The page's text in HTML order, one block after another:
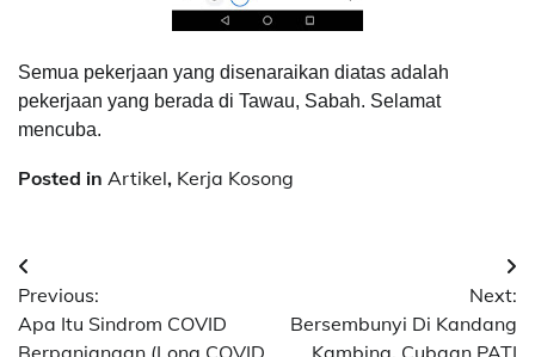
Semua pekerjaan yang disenaraikan diatas adalah
pekerjaan yang berada di Tawau, Sabah. Selamat
mencuba.
Posted in Artikel, Kerja Kosong
Post
navigation
Previous:
Apa Itu Sindrom COVID
Berpanjangan (Long COVID
Next:
Bersembunyi Di Kandang
Kambing, Cubaan PATI